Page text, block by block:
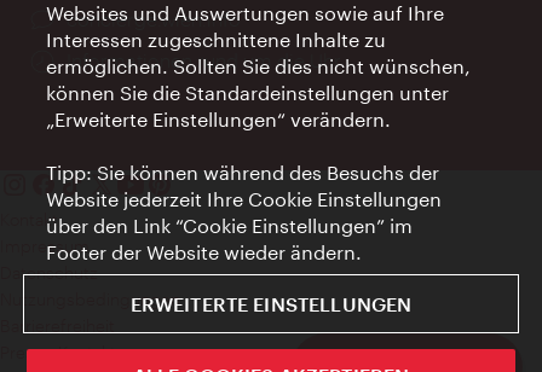
Vienna City Card
Ort:
concierge.wien.info
Öffnungszeiten:
Informationen rund um die Uhr
Kontakt
Impressum
Datenschutz
Nutzungsbedingungen
Presse-Kontakt
Websites und Auswertungen sowie auf Ihre
Interessen zugeschnittene Inhalte zu
ermöglichen. Sollten Sie dies nicht wünschen,
können Sie die Standardeinstellungen unter
„Erweiterte Einstellungen“ verändern.
Tipp: Sie können während des Besuchs der
Website jederzeit Ihre Cookie Einstellungen
über den Link “Cookie Einstellungen” im
Footer der Website wieder ändern.
ERWEITERTE EINSTELLUNGEN